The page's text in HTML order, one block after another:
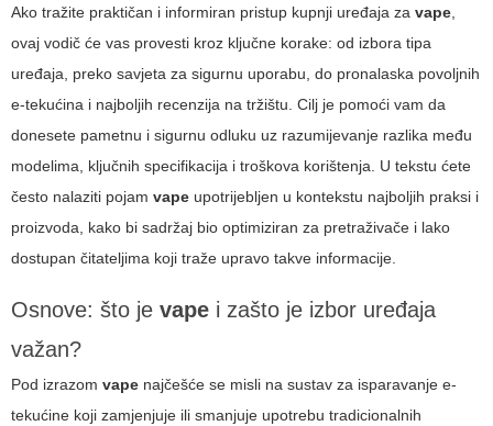
Ako tražite praktičan i informiran pristup kupnji uređaja za vape,
ovaj vodič će vas provesti kroz ključne korake: od izbora tipa
uređaja, preko savjeta za sigurnu uporabu, do pronalaska povoljnih
e-tekućina i najboljih recenzija na tržištu. Cilj je pomoći vam da
donesete pametnu i sigurnu odluku uz razumijevanje razlika među
modelima, ključnih specifikacija i troškova korištenja. U tekstu ćete
često nalaziti pojam vape upotrijebljen u kontekstu najboljih praksi i
proizvoda, kako bi sadržaj bio optimiziran za pretraživače i lako
dostupan čitateljima koji traže upravo takve informacije.
Osnove: što je vape i zašto je izbor uređaja
važan?
Pod izrazom vape najčešće se misli na sustav za isparavanje e-
tekućine koji zamjenjuje ili smanjuje upotrebu tradicionalnih